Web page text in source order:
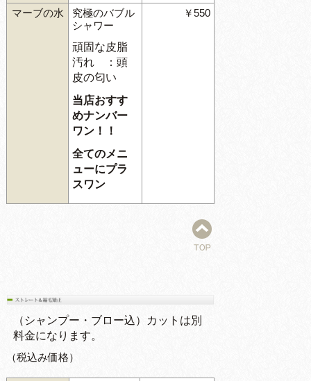
マーブの水
究極のバブル
シャワー
頑固な皮脂
汚れ ：頭
皮の匂い
当店おすす
めナンバー
ワン！！
全てのメニ
ューにプラ
スワン
￥550
（シャンプー・ブロー込）カットは別
料金になります。
（税込み価格）